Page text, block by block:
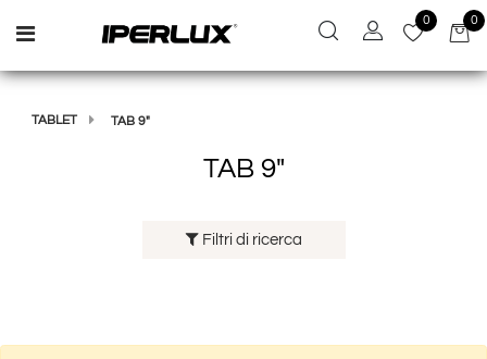
Open menu
0 0
TABLET TAB 9"
TAB 9"
Filtri di ricerca